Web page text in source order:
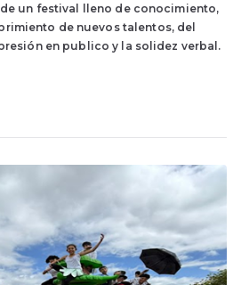
un festival lleno de conocimiento,
de nuevos talentos, del
en publico y la solidez verbal.